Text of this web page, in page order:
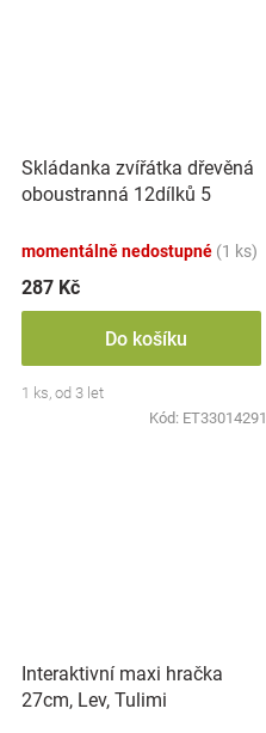
Skládanka zvířátka dřevěná
oboustranná 12dílků 5
17x12x1,5cm
momentálně nedostupné (1 ks)
287 Kč
Do košíku
1 ks, od 3 let
Kód: ET33014291
Interaktivní maxi hračka
27cm, Lev, Tulimi